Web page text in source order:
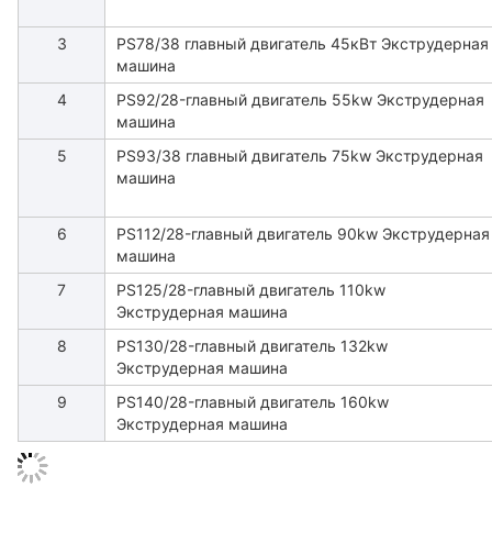
3
PS78/38 главный двигатель 45кВт Экструдерная
машина
4
PS92/28-главный двигатель 55kw Экструдерная
машина
5
PS93/38 главный двигатель 75kw Экструдерная
машина
6
PS112/28-главный двигатель 90kw Экструдерная
машина
7
PS125/28-главный двигатель 110kw
Экструдерная машина
8
PS130/28-главный двигатель 132kw
Экструдерная машина
9
PS140/28-главный двигатель 160kw
Экструдерная машина